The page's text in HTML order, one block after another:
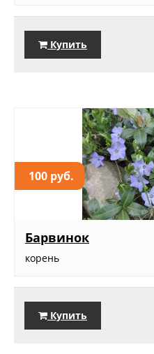
Купить
100 руб.
Барвинок
корень
Купить